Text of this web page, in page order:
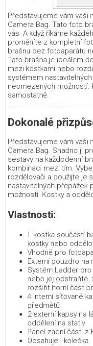
Představujeme vám vaši
Camera Bag. Tato foto
vás. A když říkáme
proměníte z kompletní
brašnu bez fotoaparátu
Tato brašna je ideálem
mezi kostkami nebo
systémem
neomezených možností.
samostatně.
Dokonalé
Představujeme vám vaši
Camera Bag. Snadno ji
sestavy na každodenní
kombinaci mezi tím.
rozdělovači a použijte je
nastavitelných přepážek
možností. Kostky a
Vlastnosti:
L kostka součástí
kostky nebo
Vhodné pro
Externí pouzdro na
Systém Ladder
nebo jej odstraňte.
rozšířit horní část
4 interní síťované
předmětů
2 externí kapsy na
oddělení na stativ
Panel zadní části z
Obsahuje i kolečka